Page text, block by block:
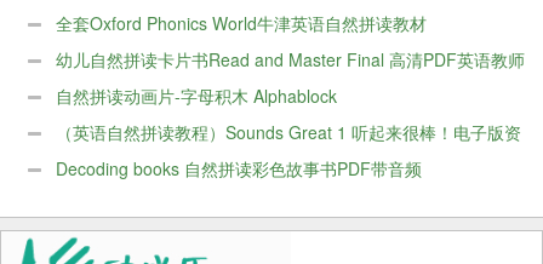
全套Oxford Phonics World牛津英语自然拼读教材
幼儿自然拼读卡片书Read and Master Final 高清PDF英语教师
的好帮手自然拼读动画片-字母积木 Alphablock
（英语自然拼读教程）Sounds Great 1 听起来很棒！电子版资
料下载Decoding books 自然拼读彩色故事书PDF带音频